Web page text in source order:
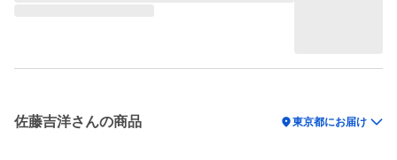
佐藤吉洋さんの商品 location_on東京都にお届け